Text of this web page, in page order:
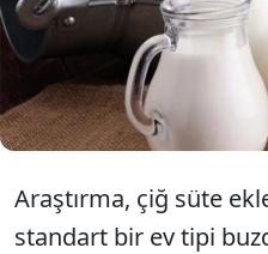
sütte beş güne
gösteriyor. Bu
ölümcül grip
açısından endişe
Araştırma, çiğ süte
standart bir ev tipi